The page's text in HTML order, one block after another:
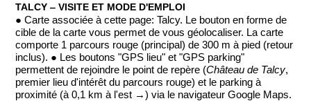
TALCY ‒ VISITE ET MODE D'EMPLOI
● Carte associée à cette page: Talcy. Le bouton en forme de
cible de la carte vous permet de vous géolocaliser. La carte
comporte 1 parcours rouge (principal) de 300 m à pied (retour
inclus). ● Les boutons "GPS lieu" et "GPS parking"
permettent de rejoindre le point de repère (Château de Talcy,
premier lieu d'intérêt du parcours rouge) et le parking à
proximité (à 0,1 km à l'est →) via le navigateur Google Maps.